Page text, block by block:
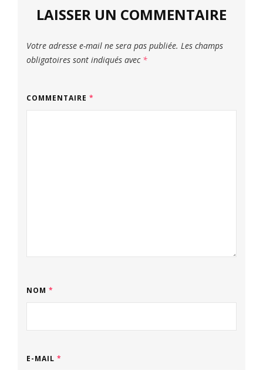
LAISSER UN COMMENTAIRE
Votre adresse e-mail ne sera pas publiée. Les champs
obligatoires sont indiqués avec *
COMMENTAIRE *
NOM *
E-MAIL *